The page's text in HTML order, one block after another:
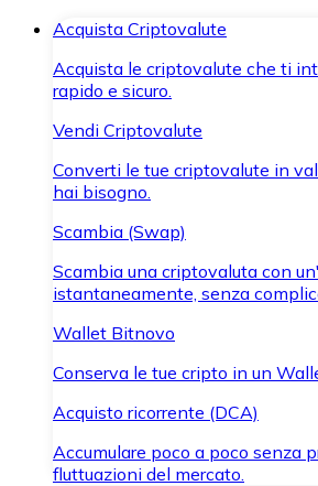
Acquista Criptovalute
Acquista le criptovalute che ti
rapido e sicuro.
Vendi Criptovalute
Converti le tue criptovalute in
hai bisogno.
Scambia (Swap)
Scambia una criptovaluta con
istantaneamente, senza
Wallet Bitnovo
Conserva le tue cripto in un
Acquisto ricorrente (DCA)
Accumulare poco a poco senza
fluttuazioni del mercato.